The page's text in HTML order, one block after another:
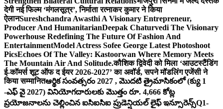
देगी नई फिल्म ‘मंगलसूत्र’, निर्माता रत्नाकर कुमार ने किया
ऐलानSureshchandra Awasthi A Visionary Entrepreneur,
Producer And HumanitarianDeepak Chaturvedi The Visionary
Powerhouse Redefining The Future Of Fashion And
EntertainmentModel Actress Sofee George Latest Photoshoot
PicsEchoes Of The Valley: Kastoorwan Where Memory Meets
The Mountain Air And Solitude.कौशिक द्विवेदी को मिला ‘आउटस्टैंडिंग
ई-कॉमर्स शूट ऑफ द ईयर 2026-2027’ का अवॉर्ड, सपने मॉडलिंग एजेंसी ने
किया सम्मानितఆర్థిక సంవత్సరం 2027 , మొదటి త్రైమాసికంలో (క్యు 1
-ఎఫ్ వై 2027) వినియోగదారులకు మొత్తం రూ. 4,666 కోట్ల
ప్రయోజనాలను చెల్లించిన ఐసిఐసిఐ ప్రుడెన్షియల్ లైఫ్ ఇన్సూరెన్స్Q1-